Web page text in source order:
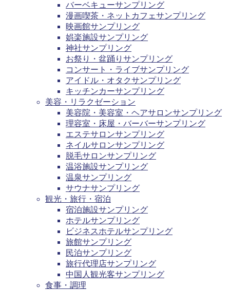
バーベキューサンプリング
漫画喫茶・ネットカフェサンプリング
映画館サンプリング
娯楽施設サンプリング
神社サンプリング
お祭り・盆踊りサンプリング
コンサート・ライブサンプリング
アイドル・オタクサンプリング
キッチンカーサンプリング
美容・リラクゼーション
美容院・美容室・ヘアサロンサンプリング
理容室・床屋・バーバーサンプリング
エステサロンサンプリング
ネイルサロンサンプリング
脱毛サロンサンプリング
温浴施設サンプリング
温泉サンプリング
サウナサンプリング
観光・旅行・宿泊
宿泊施設サンプリング
ホテルサンプリング
ビジネスホテルサンプリング
旅館サンプリング
民泊サンプリング
旅行代理店サンプリング
中国人観光客サンプリング
食事・調理